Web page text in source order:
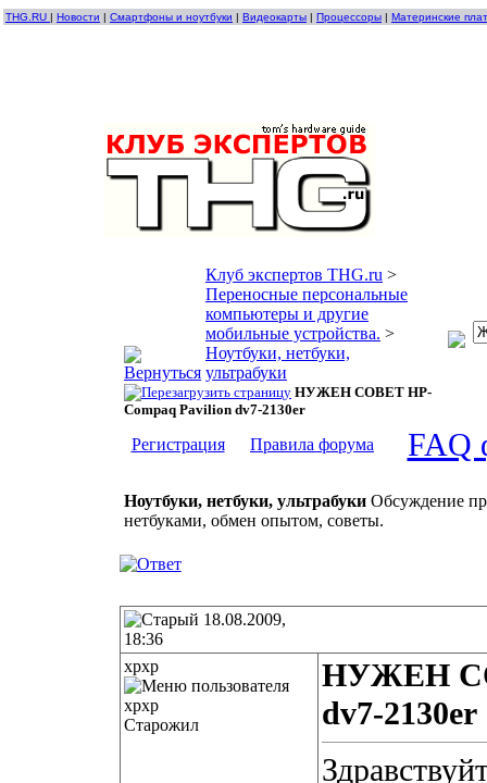
THG.RU | Новости | Смартфоны и ноутбуки | Видеокарты | Процессоры | Материнские
Клуб экспертов THG.ru >
Переносные персональные
компьютеры и другие
мобильные устройства. >
Ноутбуки, нетбуки,
ультрабуки
НУЖЕН СОВЕТ HP-
Compaq Pavilion dv7-2130er
Регистрация Правила форума FAQ
Ноутбуки, нетбуки, ультрабуки Обсуждение
нетбуками, обмен опытом, советы.
18.08.2009,
18:36
xpxp
Старожил
НУЖЕН
dv7-2130er